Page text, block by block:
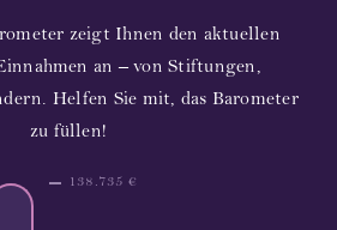
zeigt Ihnen den aktuellen
an – von Stiftungen,
Helfen Sie mit, das Barometer
zu füllen!
138.735 €